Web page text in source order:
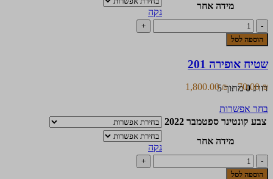
מספר
האפשרויות
בעמוד
המוצר
מידה אחר
נקה
כמות
של
שטיח
201
הוספה לסל
שטיח אופירה 201
דורג0מתוך 570.00₪
–
1,800.00₪
עד
בחר אפשרות
זה
מספר
צבע קונטינר ספטמבר 2022
מידה אחר
נקה
כמות
של
הוספה לסל